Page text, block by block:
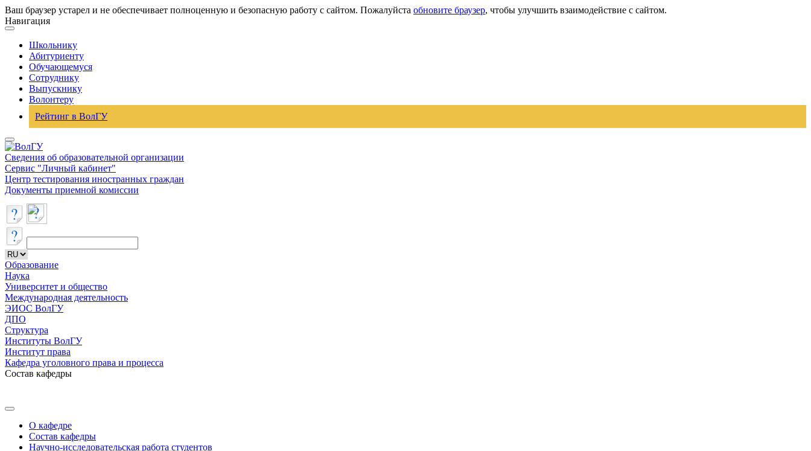
Ваш браузер устарел и не обеспечивает полноценную и безопасную работу с сайтом. Пожалуйста обновите браузер, чтобы улучшить взаимодействие с сайтом.
Навигация
Школьнику
Абитуриенту
Обучающемуся
Сотруднику
Выпускнику
Волонтеру
Рейтинг в ВолГУ
Сведения об образовательной организации
Сервис "Личный кабинет"
Центр тестирования иностранных граждан
Документы приемной комиссии
Образование
Наука
Университет и общество
Международная деятельность
ЭИОС ВолГУ
ДПО
Структура
Институты ВолГУ
Институт права
Кафедра уголовного права и процесса
Состав кафедры
О кафедре
Состав кафедры
Научно-исследовательская работа студентов